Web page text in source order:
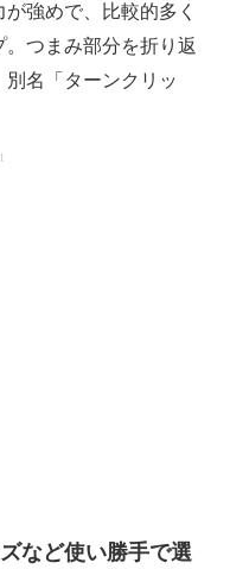
強めで、比較的多く
つまみ部分を折り返
名「ターンクリッ
など使い勝手で選